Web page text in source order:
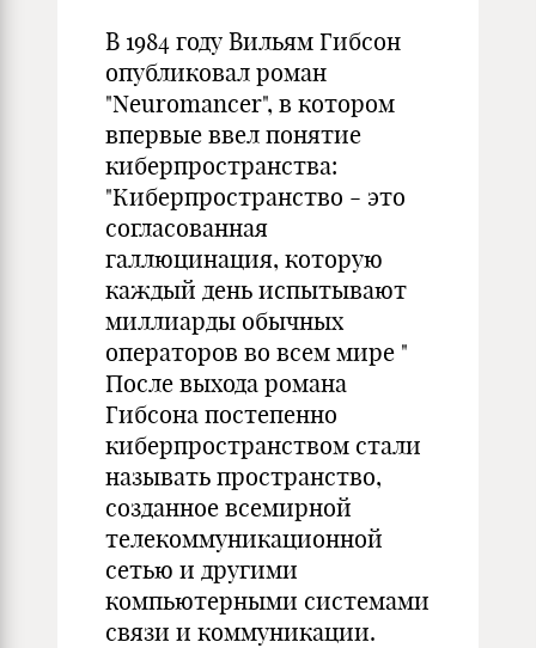
В 1984 году Вильям Гибсон
опубликовал роман
"Neuromancer", в котором
впервые ввел понятие
киберпространства:
"Киберпространство - это
согласованная
галлюцинация, которую
каждый день испытывают
миллиарды обычных
операторов во всем мире "
После выхода романа
Гибсона постепенно
киберпространством стали
называть пространство,
созданное всемирной
телекоммуникационной
сетью и другими
компьютерными системами
связи и коммуникации.